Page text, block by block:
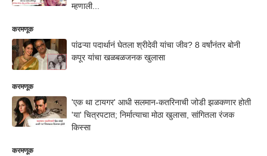
म्हणाली...
करमणूक
पांढऱ्या पदार्थानं घेतला श्रीदेवी यांचा जीव? 8 वर्षांनंतर बोनी
कपूर यांचा खळबळजनक खुलासा
करमणूक
'एक था टायगर' आधी सलमान-कतरिनाची जोडी झळकणार होती
'या' चित्रपटात; निर्मात्याचा मोठा खुलासा, सांगितला रंजक
किस्सा
करमणूक